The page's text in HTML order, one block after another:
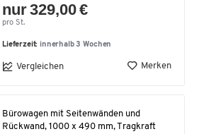
nur 329,00 €
pro St.
Lieferzeit: innerhalb 3 Wochen
Vergleichen Merken
Bürowagen mit Seitenwänden und
Rückwand, 1000 x 490 mm, Tragkraft